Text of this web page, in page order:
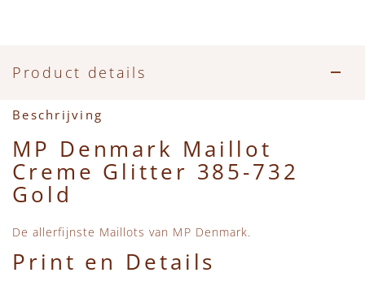
Product details
Beschrijving
MP Denmark Maillot
Creme Glitter 385-732
Gold
De allerfijnste Maillots van MP Denmark.
Print en Details